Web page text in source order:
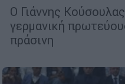
Ο Γιάννης
γερμανική
πράσινη